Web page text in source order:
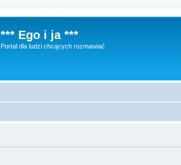
*** Ego i ja ***
Portal dla ludzi chcących rozmawiać